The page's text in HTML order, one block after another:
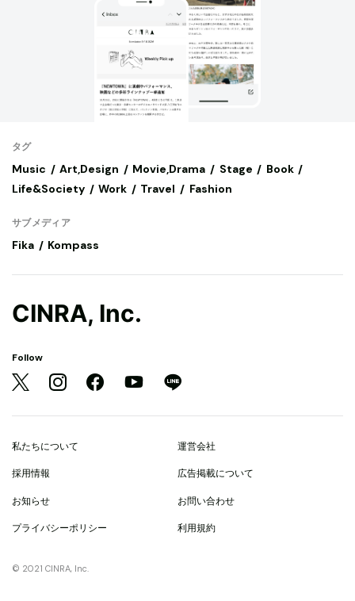
タグ
Music Art,Design Movie,Drama Stage
Book
Life&Society
Work Travel Fashion
サブメディア
Fika Kompass
CINRA, Inc.
Follow
私たちについて 運営会社
採用情報 広告掲載について
お知らせ お問い合わせ
プライバシーポリシー 利用規約
© 2021 CINRA, Inc.